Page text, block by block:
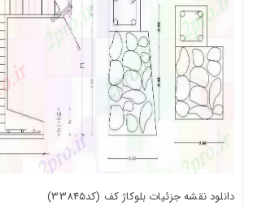
دانلود نقشه جزئیات بلوکاژ کف (کد33845)